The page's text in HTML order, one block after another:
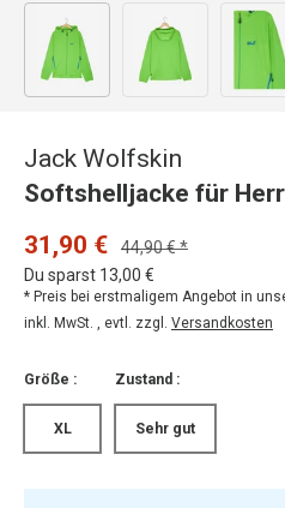
Bild 1 in Galerieansicht laden
Jack Wolfskin
Softshelljacke für
31,90 €
44,90 € *
Du sparst 13,00 €
* Preis bei erstmaligem Angebot in
inkl. MwSt. , evtl. zzgl. Versandkosten
Größe :
XL
Zustand :
Sehr gut